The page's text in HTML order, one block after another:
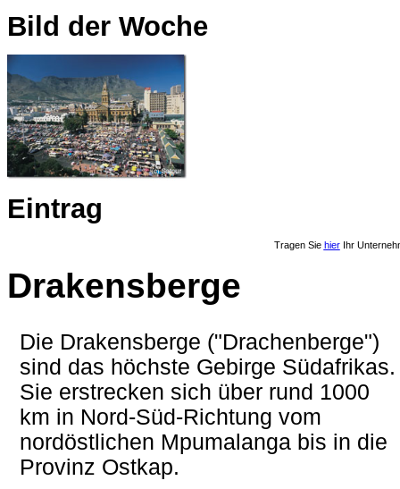
Bild der Woche
Eintrag
Tragen Sie hierIhr
Drakensberge
Die Drakensberge ("Drachenberge")
sind das höchste Gebirge Südafrikas.
Sie erstrecken sich über rund 1000
km in Nord-Süd-Richtung vom
nordöstlichen Mpumalanga bis in die
Provinz Ostkap.